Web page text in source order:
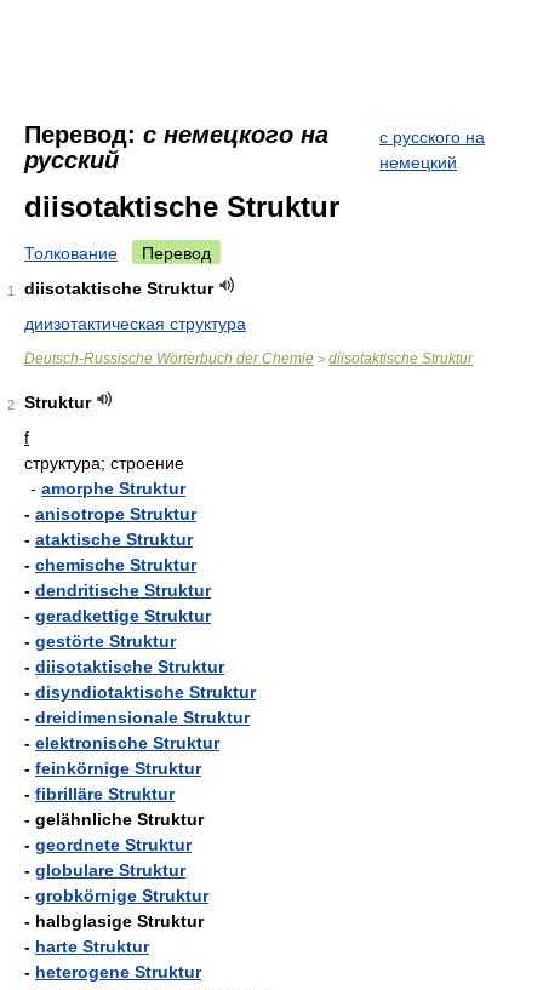
Перевод: с немецкого на
русский
с русского на
немецкий
diisotaktische Struktur
Толкование Перевод
1
diisotaktische Struktur
диизотактическая структура
Deutsch-Russische Wörterbuch der Chemie > diisotaktische Struktur
2
Struktur
f
структура; строение
- amorphe Struktur
- anisotrope Struktur
- ataktische Struktur
- chemische Struktur
- dendritische Struktur
- geradkettige Struktur
- gestörte Struktur
- diisotaktische Struktur
- disyndiotaktische Struktur
- dreidimensionale Struktur
- elektronische Struktur
- feinkörnige Struktur
- fibrilläre Struktur
- gelähnliche Struktur
- geordnete Struktur
- globulare Struktur
- grobkörnige Struktur
- halbglasige Struktur
- harte Struktur
- heterogene Struktur